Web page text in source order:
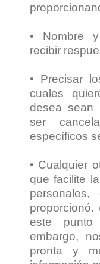
• Nombre
recibir
• Precisar
cuales
desea sean
ser
específicos
• Cualquier
que facilite
proporcionó.
este
embargo,
pronta y